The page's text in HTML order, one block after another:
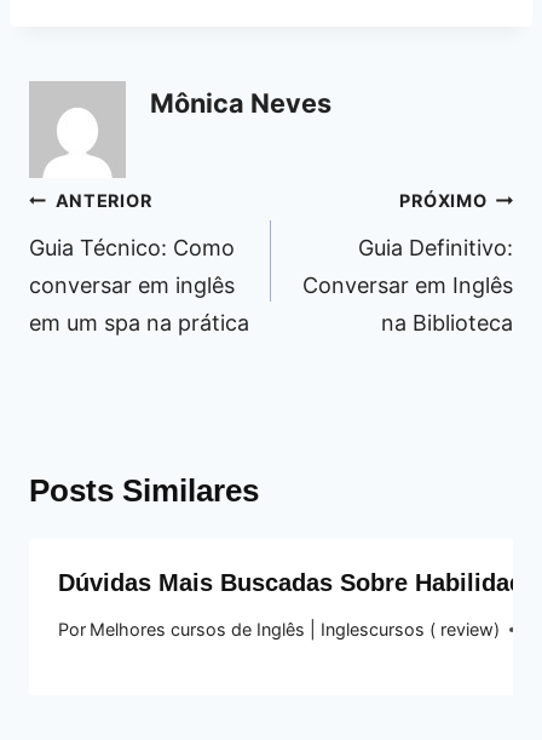
Mônica Neves
Navegação
de
Post
ANTERIOR
Guia Técnico: Como
conversar em inglês
em um spa na prática
PRÓXIMO
Guia Definitivo:
Conversar em Inglês
na Biblioteca
Posts Similares
Dúvidas Mais Buscadas Sobre
Por Melhores cursos de Inglês | Inglescursos ( review)